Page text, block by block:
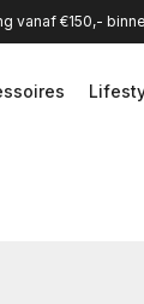
vanaf €150,-